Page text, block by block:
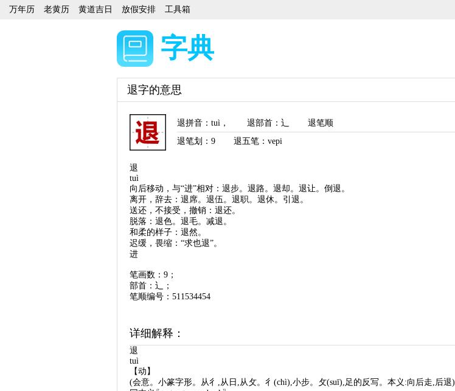
万年历 老黄历 黄道吉日 放假安排 工具箱
字典
退字的意思
退拼音 ： tuì ， 退部首 ：辶
退笔顺
退笔划： 9 退五笔：vepi
退
tuì
向后移动，与“进”相对：退步。退路。退却。退让。倒退。
离开，辞去：退席。退伍。退职。退休。引退。
送还，不接受，撤销：退还。
脱落：退色。退毛。减退。
和柔的样子：退然。
迟缓，畏缩：“求也退”。
进
笔画数：9；
部首：辶；
笔顺编号：511534454
详细解释：
退
tuì
【动】
(会意。小篆字形。从彳,从日,从攵。彳(chì),小步。攵(suī),足的反写。本义:向后走,后退)